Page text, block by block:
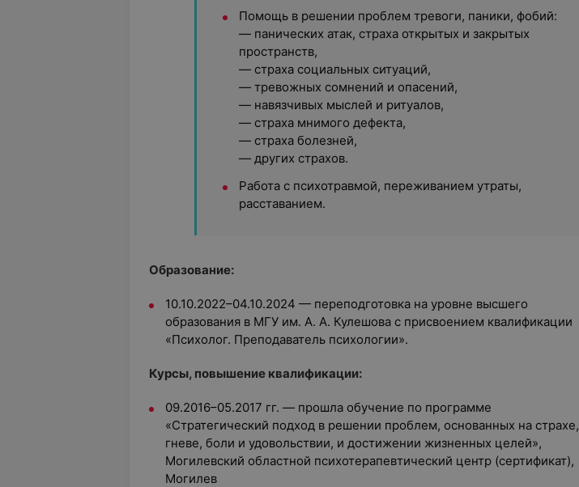
Помощь в решении проблем тревоги, паники, фобий:
— панических атак, страха открытых и закрытых
пространств,
— страха социальных ситуаций,
— тревожных сомнений и опасений,
— навязчивых мыслей и ритуалов,
— страха мнимого дефекта,
— страха болезней,
— других страхов.
Работа с психотравмой, переживанием утраты,
расставанием.
Образование:
10.10.2022–04.10.2024 — переподготовка на уровне высшего
образования в МГУ им. А. А. Кулешова с присвоением квалификации
«Психолог. Преподаватель психологии».
Курсы, повышение квалификации:
09.2016–05.2017 гг. — прошла обучение по программе
«Стратегический подход в решении проблем, основанных на страхе,
гневе, боли и удовольствии, и достижении жизненных целей»,
Могилевский областной психотерапевтический центр (сертификат),
Могилев